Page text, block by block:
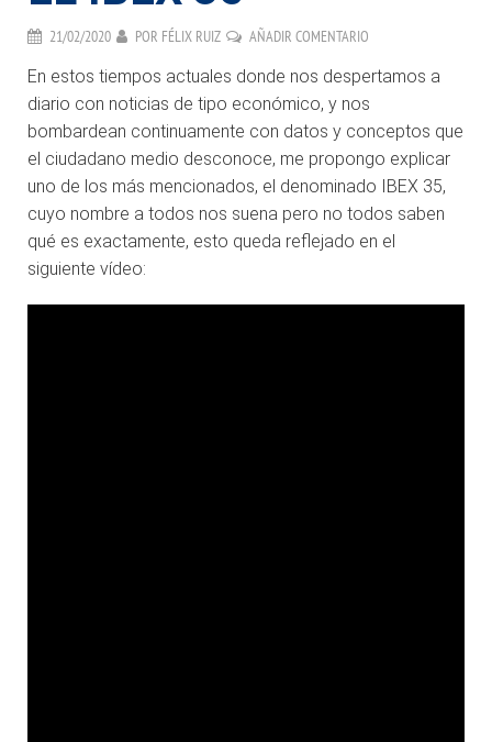
21/02/2020 POR FÉLIX RUIZ AÑADIR COMENTARIO
En estos tiempos actuales donde nos despertamos a
diario con noticias de tipo económico, y nos
bombardean continuamente con datos y conceptos que
el ciudadano medio desconoce, me propongo explicar
uno de los más mencionados, el denominado IBEX 35,
cuyo nombre a todos nos suena pero no todos saben
qué es exactamente, esto queda reflejado en el
siguiente vídeo: